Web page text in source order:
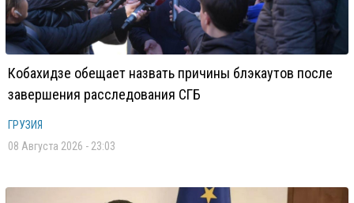
Кобахидзе обещает назвать причины блэкаутов после
завершения расследования СГБ
ГРУЗИЯ
08 Августа 2026 - 23:03